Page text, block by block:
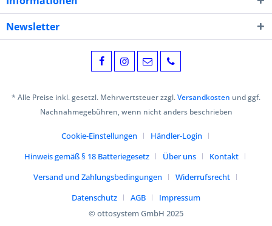
Newsletter
* Alle Preise inkl. gesetzl. Mehrwertsteuer zzgl.Versandkosten und ggf.
Nachnahmegebühren, wenn nicht anders beschrieben
Cookie-Einstellungen
Händler-Login
Hinweis gemäß § 18 Batteriegesetz
Über uns
Kontakt
Versand und Zahlungsbedingungen
Widerrufsrecht
Datenschutz
AGB
Impressum
© ottosystem GmbH 2025